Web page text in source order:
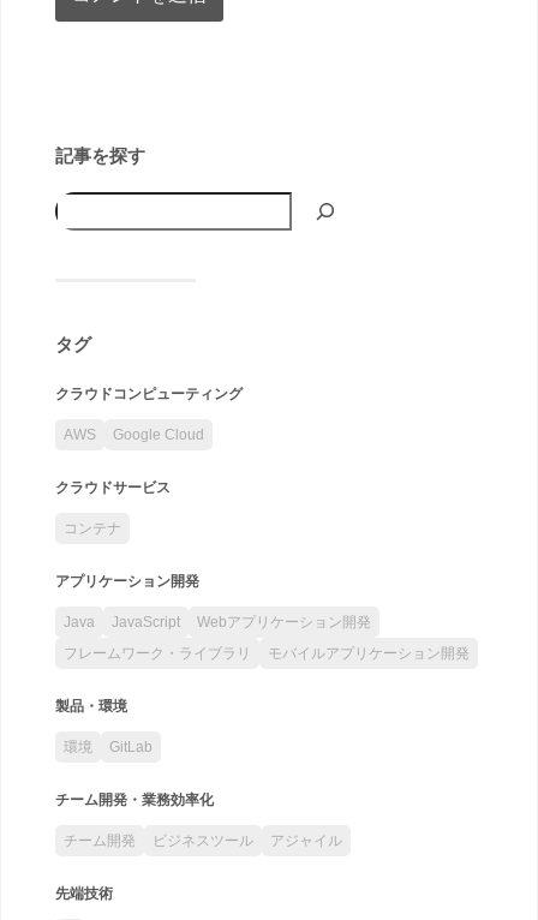
記事を探す
タグ
クラウドコンピューティング
AWS Google Cloud
クラウドサービス
コンテナ
アプリケーション開発
Java JavaScript
Webアプリケーション開発
フレームワーク・ライブラリ
モバイルアプリケーション開発
製品・環境
環境 GitLab
チーム開発・業務効率化
チーム開発 ビジネスツール アジャイル
先端技術